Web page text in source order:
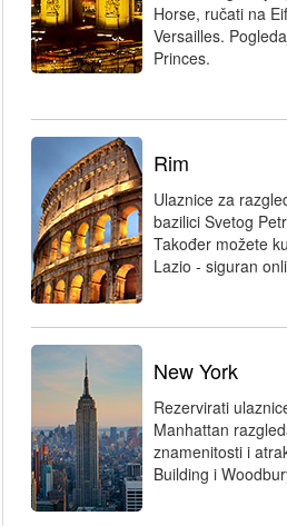
Horse, ručati na
Versailles.
Princes.
Rim
Ulaznice za
bazilici Svetog
Također možete
Lazio - siguran
New York
Rezervirati
Manhattan
znamenitosti i
Building i